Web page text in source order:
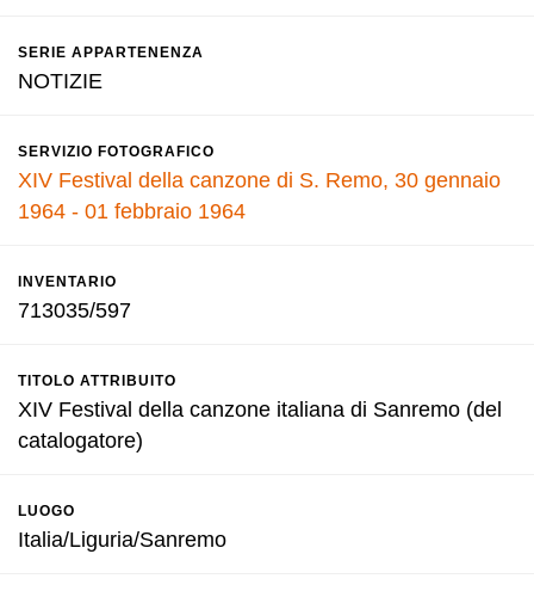
SERIE APPARTENENZA
NOTIZIE
SERVIZIO FOTOGRAFICO
XIV Festival della canzone di S. Remo, 30 gennaio
1964 - 01 febbraio 1964
INVENTARIO
713035/597
TITOLO ATTRIBUITO
XIV Festival della canzone italiana di Sanremo (del
catalogatore)
LUOGO
Italia/Liguria/Sanremo